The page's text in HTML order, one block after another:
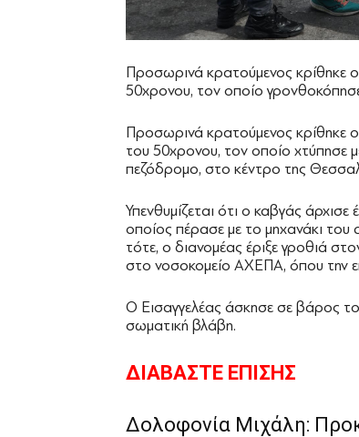
Προσωρινά κρατούμενος κρίθηκε
50χρονου, τον οποίο
Προσωρινά κρατούμενος κρίθηκε
του 50χρονου, τον οποίο χτύπησε
πεζόδρομο, στο κέντρο της
Υπενθυμίζεται ότι ο καβγάς
οποίος πέρασε με το μηχανάκι
τότε, ο διανομέας έριξε γροθιά
στο νοσοκομείο ΑΧΕΠΑ, όπου την
Ο Εισαγγελέας άσκησε σε βάρος
σωματική βλάβη.
ΔΙΑΒΑΣΤΕ ΕΠΙΣΗΣ
Δολοφονία Μιχάλη: